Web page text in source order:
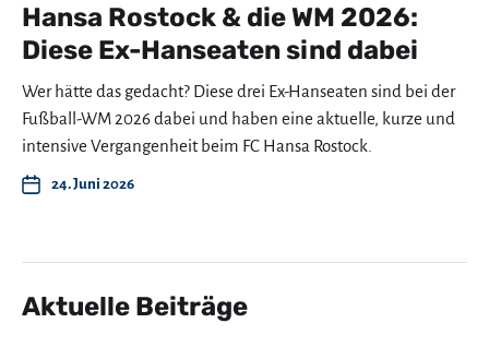
Hansa Rostock & die WM 2026:
Diese Ex-Hanseaten sind dabei
Wer hätte das gedacht? Diese drei Ex-Hanseaten sind bei der
Fußball-WM 2026 dabei und haben eine aktuelle, kurze und
intensive Vergangenheit beim FC Hansa Rostock.
24. Juni 2026
Aktuelle Beiträge